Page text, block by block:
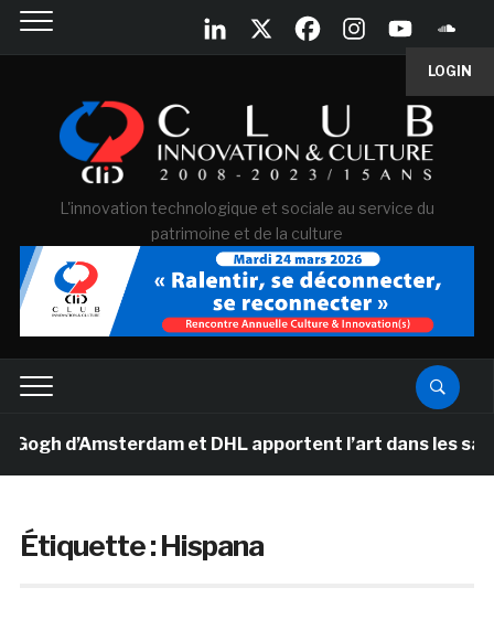
LOGIN
L'innovation technologique et sociale au service du
patrimoine et de la culture
d’Amsterdam et DHL apportent l’art dans les salles
Étiquette :Hispana